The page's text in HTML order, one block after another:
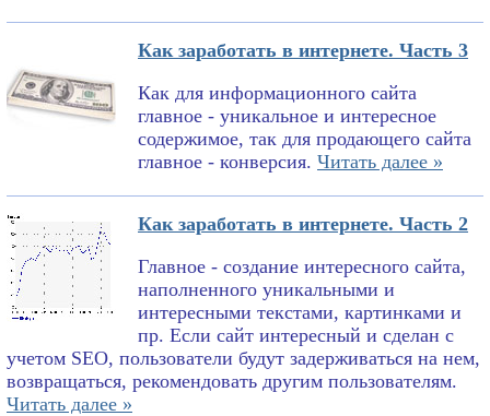
Как заработать в интернете. Часть 3
Как для информационного сайта
главное - уникальное и интересное
содержимое, так для продающего сайта
главное - конверсия. Читать далее »
Как заработать в интернете. Часть 2
Главное - создание интересного сайта,
наполненного уникальными и
интересными текстами, картинками и
пр. Если сайт интересный и сделан с
учетом SEO, пользователи будут задерживаться на нем,
возвращаться, рекомендовать другим пользователям.
Читать далее »